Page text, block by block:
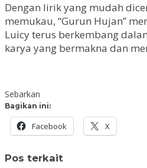
Dengan lirik yang mudah
memukau, “Gurun Hujan”
Luicy terus berkembang
karya yang bermakna dan
Sebarkan
Bagikan ini:
Facebook X
Pos terkait